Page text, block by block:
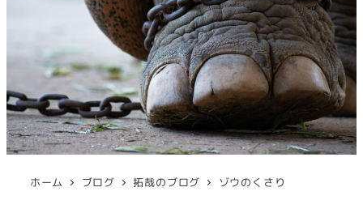
ホーム ブログ 拓哉のブログ ゾウのくさり